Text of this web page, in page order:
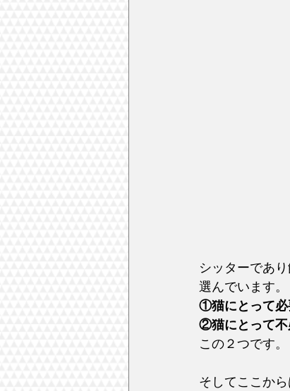
シッターであ
選んでいます。
①猫にとって必
②猫にとって不
この２つです。
そしてここか